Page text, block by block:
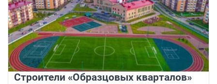
Строители «Образцовых кварталов»